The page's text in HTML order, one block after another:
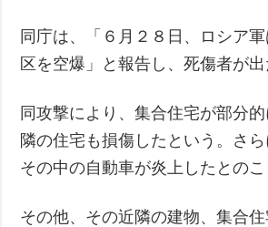
同庁は、「６月２８日、ロシア
区を空爆」と報告し、死傷者が出
同攻撃により、集合住宅が部分
隣の住宅も損傷したという。さ
その中の自動車が炎上したとのこ
その他、その近隣の建物、集合